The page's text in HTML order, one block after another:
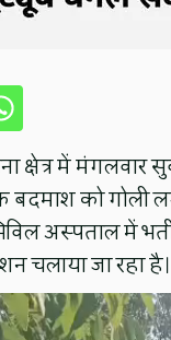
क्षेत्र में
को गोली
अस्पताल में
चलाया जा रहा है।